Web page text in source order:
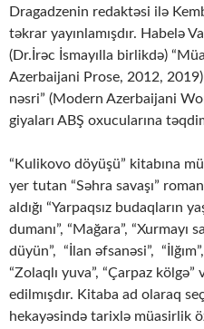
Dragadzenin redaktəsi ilə
təkrar yayınlamışdır. Habelə
(Dr.İrəc İsmayılla birlikdə)
Azerbaijani Prose, 2012,
nəsri” (Modern Azerbaijani
giyaları ABŞ oxucularına
“Kulikovo döyüşü” kitabına
yer tutan “Səhra savaşı”
aldığı “Yarpaqsız budaqların
dumanı”, “Mağara”, “Xurmayı
düyün”, “İlan əfsanəsi”,
“Zolaqlı yuva”, “Çarpaz
edilmışdır. Kitaba ad olaraq
hekayəsində tarixlə müasirlik